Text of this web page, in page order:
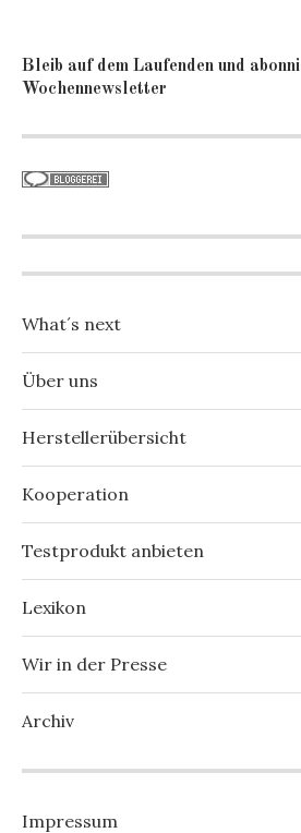
Bleib auf dem Laufenden und
Wochennewsletter
What´s next
Über uns
Herstellerübersicht
Kooperation
Testprodukt anbieten
Lexikon
Wir in der Presse
Archiv
Impressum